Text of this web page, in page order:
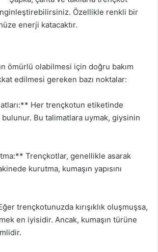
Özellikle renkli bir
enerji katacaktır.
ömürlü olabilmesi için doğru bakım
edilmesi gereken bazı noktalar:
Her trençkotun etiketinde
bulunur. Bu talimatlara uymak, giysinin
Trençkotlar, genellikle asarak
kurutma, kumaşın yapısını
trençkotunuzda kırışıklık oluşmuşsa,
en iyisidir. Ancak, kumaşın türüne